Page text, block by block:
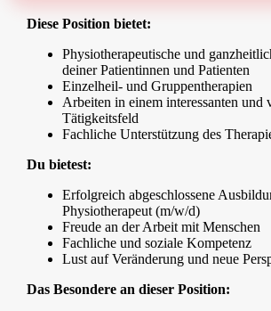
Diese Position bietet:
Physiotherapeutische und
deiner Patientinnen und Patienten
Einzelheil- und Gruppentherapien
Arbeiten in einem interessanten und
Tätigkeitsfeld
Fachliche Unterstützung des
Du bietest:
Erfolgreich abgeschlossene
Physiotherapeut (m/w/d)
Freude an der Arbeit mit Menschen
Fachliche und soziale Kompetenz
Lust auf Veränderung und neue
Das Besondere an dieser Position: